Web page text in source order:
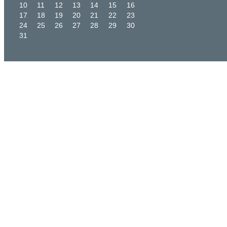
10 11 12 13 14 15
16
17
18 19 20 21 22
23
24
25 26 27 28 29
30
31